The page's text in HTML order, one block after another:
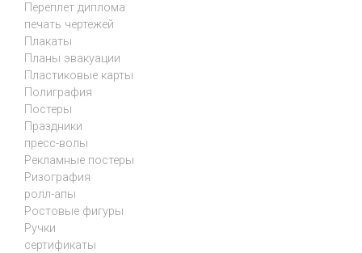
Переплет диплома
печать чертежей
Плакаты
Планы эвакуации
Пластиковые карты
Полиграфия
Постеры
Праздники
пресс-волы
Рекламные постеры
Ризография
ролл-апы
Ростовые фигуры
Ручки
сертификаты